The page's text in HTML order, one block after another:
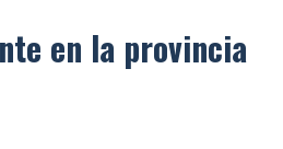
en la provincia